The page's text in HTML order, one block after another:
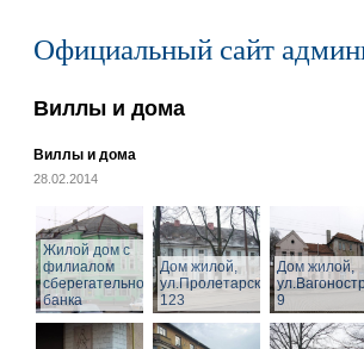
Официальный сайт
Виллы и дома
Виллы и дома
28.02.2014
Жилой дом с
филиалом
сберегательного
банка
Дом жилой,
ул.Пролетарская,
123
Дом жилой,
9